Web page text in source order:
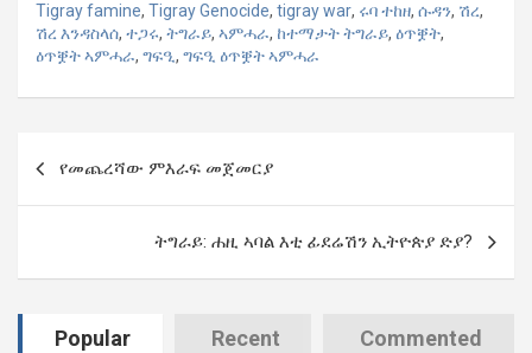
Tigray famine, Tigray Genocide, tigray war, ሩባ ተከዘ, ሱዳን, ሽረ,
ሽረ እንዳስላሰ, ተጋሩ, ትግራይ, ኣምሓራ, ከተማታት ትግራይ, ዕጥቛት,
ዕጥቛት ኣምሓራ, ግፍዒ, ግፍዒ ዕጥቛት ኣምሓራ
የመጨረሻው ምእራፍ መጀመርያ
ትግራይ: ሐዚ ኣባል እቲ ፊደሬሽን ኢትዮጵያ ድያ?
Popular Recent Commented